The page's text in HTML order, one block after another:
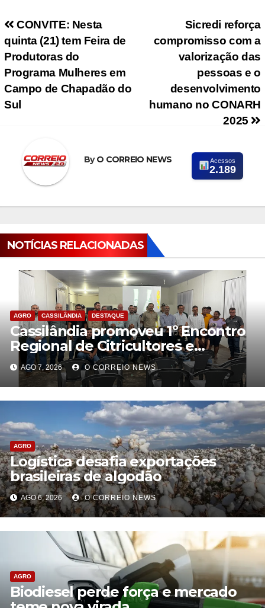
Navegação de Post
Sicredi reforça
compromisso com a
valorização das
pessoas e o
desenvolvimento
humano no CONARH
2025
CONVITE: Nesta
quinta (21) tem Feira de
Produtoras do
Programa Mulheres em
Campo de Chapadão do
Sul
ByO CORREIO NEWS Acessos
2.189
NOTÍCIAS RELACIONADAS
AGRO CASSILÂNDIA DESTAQUE
Cassilândia promoveu 1º Encontro
Regional de Citricultores e
fortalece o desenvolvimento da
citricultura
AGO 7, 2026 O CORREIO NEWS
AGRO
Logística desafia exportações
brasileiras de algodão
AGO 6, 2026 O CORREIO NEWS
AGRO
Biodiesel perde força e mercado